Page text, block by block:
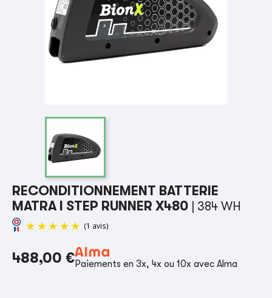
RECONDITIONNEMENT BATTERIE
MATRA I STEP RUNNER X480
| 384 WH
488,00 €Paiements en 3x, 4x ou 10x avec Alma